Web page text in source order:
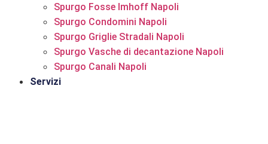
Spurgo Fosse Imhoff Napoli
Spurgo Condomini Napoli
Spurgo Griglie Stradali Napoli
Spurgo Vasche di decantazione Napoli
Spurgo Canali Napoli
Servizi